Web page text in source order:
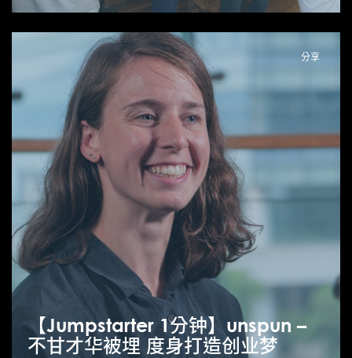
分享
【Jumpstarter 1分钟】unspun –
不甘才华被埋 度身打造创业梦